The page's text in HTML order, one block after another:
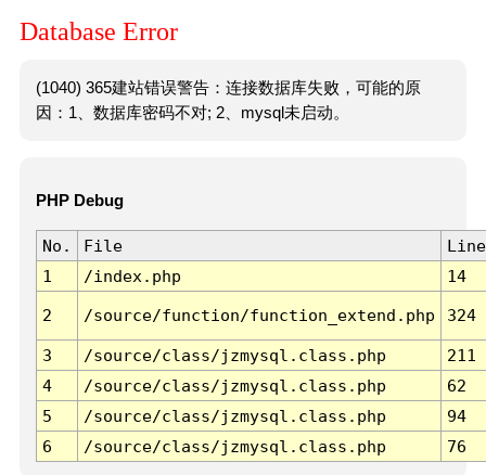
Database Error
(1040) 365建站错误警告：连接数据库失败，可能的原
因：1、数据库密码不对; 2、mysql未启动。
PHP Debug
No. File
Line
1
/index.php 14
2 /source/function/function_extend.php 324
3 /source/class/jzmysql.class.php
211
4
/source/class/jzmysql.class.php
62
5
/source/class/jzmysql.class.php
94
6
/source/class/jzmysql.class.php 76